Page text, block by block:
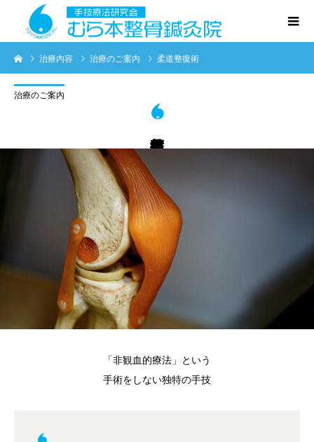
治療内容 治療のご案内 柔道整復術
治療のご案内
「非観血的療法」という
手術をしない独特の手技